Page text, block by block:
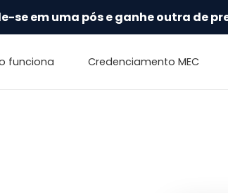
se em uma pós e ganhe outra de
funciona Credenciamento MEC